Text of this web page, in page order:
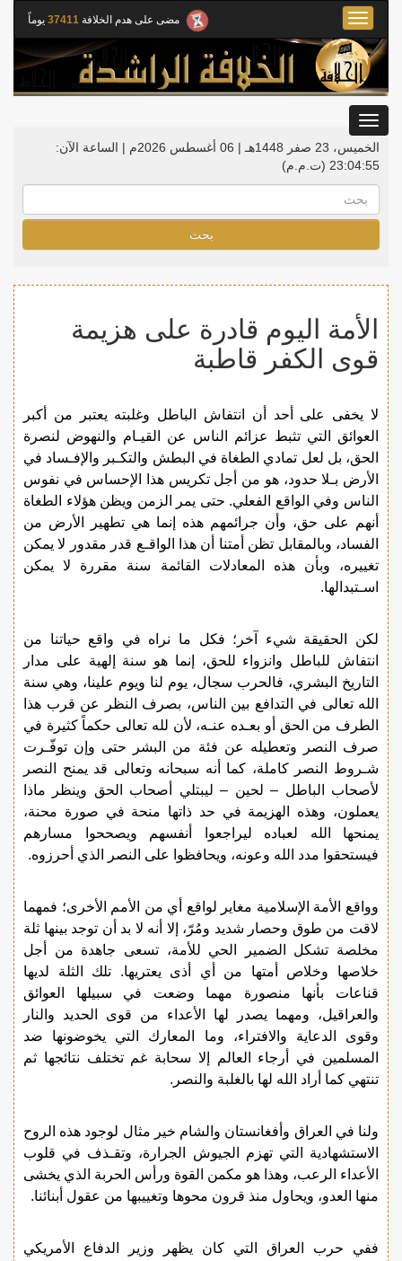
مضى على هدم الخلافة 37411 يوماً
Toggle
navigation
الخميس، 23 صفر 1448هـ | 06 أغسطس 2026م |
الساعة الآن:
23:04:55 (ت.م.م)
بحث
الأمة اليوم قادرة على هزيمة
قوى الكفر قاطبة
لا يخفى على أحد أن انتفاش الباطل وغلبته يعتبر من أكبر
العوائق التي تثبط عزائم الناس عن القيـام والنهوض لنصرة
الحق، بل لعل تمادي الطغاة في البطش والتكـبر والإفـساد في
الأرض بـلا حدود، هو من أجل تكريس هذا الإحساس في نفوس
الناس وفي الواقع الفعلي. حتى يمر الزمن ويظن هؤلاء الطغاة
أنهم على حق، وأن جرائمهم هذه إنما هي تطهير الأرض من
الفساد، وبالمقابل تظن أمتنا أن هذا الواقـع قدر مقدور لا يمكن
تغييره، وبأن هذه المعادلات القائمة سنة مقررة لا يمكن
اسـتبدالها.
لكن الحقيقة شيء آخر؛ فكل ما نراه في واقع حياتنا من
انتفاش للباطل وانزواء للحق، إنما هو سنة إلهية على مدار
التاريخ البشري، فالحرب سجال، يوم لنا ويوم علينا، وهي سنة
الله تعالى في التدافع بين الناس، بصرف النظر عن قرب هذا
الطرف من الحق أو بعـده عنـه، لأن لله تعالى حكماً كثيرة في
صرف النصر وتعطيله عن فئة من البشر حتى وإن توفّـرت
شـروط النصر كاملة، كما أنه سبحانه وتعالى قد يمنح النصر
لأصحاب الباطل – لحين – ليبتلي أصحاب الحق وينظر ماذا
يعملون، وهذه الهزيمة في حد ذاتها منحة في صورة محنة،
يمنحها الله لعباده ليراجعوا أنفسهم ويصححوا مسارهم
فيستحقوا مدد الله وعونه، ويحافظوا على النصر الذي أحرزوه.
وواقع الأمة الإسلامية مغاير لواقع أي من الأمم الأخرى؛ فمهما
لاقت من طوق وحصار شديد ومُرّ، إلا أنه لا بد أن توجد بينها ثلة
مخلصة تشكل الضمير الحي للأمة، تسعى جاهدة من أجل
خلاصها وخلاص أمتها من أي أذى يعتريها. تلك الثلة لديها
قناعات بأنها منصورة مهما وضعت في سبيلها العوائق
والعراقيل، ومهما يصدر لها الأعداء من قوى الحديد والنار
وقوى الدعاية والافتراء، وما المعارك التي يخوضونها ضد
المسلمين في أرجاء العالم إلا سحابة غم تختلف نتائجها ثم
تنتهي كما أراد الله لها بالغلبة والنصر.
ولنا في العراق وأفغانستان والشام خير مثال لوجود هذه الروح
الاستشهادية التي تهزم الجيوش الجرارة، وتقـذف في قلوب
الأعداء الرعب، وهذا هو مكمن القوة ورأس الحربة الذي يخشى
منها العدو، ويحاول منذ قرون محوها وتغييبها من عقول أبنائنا.
ففي حرب العراق التي كان يظهر وزير الدفاع الأمريكي